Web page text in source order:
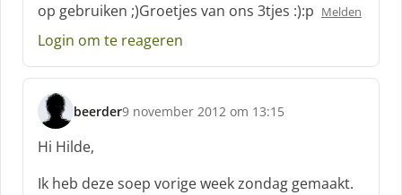
op gebruiken ;)Groetjes van ons 3tjes :):p Melden
Login om te reageren
beerder
s
c
h
r
9 november 2012 om 13:15
Hi Hilde,
Ik heb deze soep vorige week zondag gemaakt.